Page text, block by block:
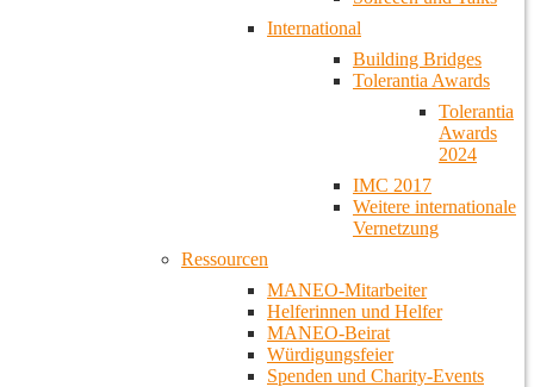
International
Building Bridges
Tolerantia Awards
Tolerantia
Awards
2024
IMC 2017
Weitere internationale
Vernetzung
Ressourcen
MANEO-Mitarbeiter
Helferinnen und Helfer
MANEO-Beirat
Würdigungsfeier
Spenden und Charity-Events